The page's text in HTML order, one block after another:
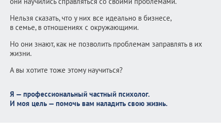
Нельзя сказать, что у них все идеально в бизнесе,
в семье, в отношениях с окружающими.
Но они знают, как не позволить проблемам заправлять в их
жизни.
А вы хотите тоже этому научиться?
Я — профессиональный частный психолог.
И моя цель — помочь вам наладить свою жизнь.